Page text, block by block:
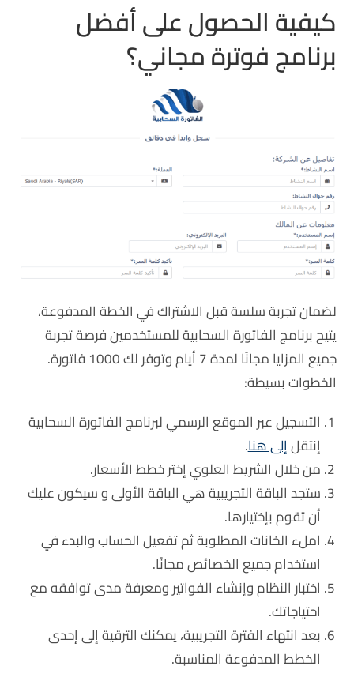
كيفية الحصول على أفضل
برنامج فوترة مجاني؟
لضمان تجربة سلسة قبل الاشتراك في الخطة المدفوعة،
يتيح برنامج الفاتورة السحابية للمستخدمين فرصة تجربة
جميع المزايا مجانًا لمدة 7 أيام وتوفر لك 1000 فاتورة.
الخطوات بسيطة:
التسجيل عبر الموقع الرسمي لبرنامج الفاتورة السحابية
إنتقلإلى هنا.
من خلال الشريط العلوي إختر خطط الأسعار.
ستجد الباقة التجريبية هي الباقة الأولى و سيكون عليك
أن تقوم بإختيارها.
املء الخانات المطلوبة ثم تفعيل الحساب والبدء في
استخدام جميع الخصائص مجانًا.
اختبار النظام وإنشاء الفواتير ومعرفة مدى توافقه مع
احتياجاتك.
بعد انتهاء الفترة التجريبية، يمكنك الترقية إلى إحدى
الخطط المدفوعة المناسبة.